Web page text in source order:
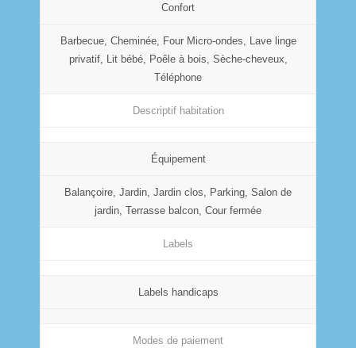
Confort
Barbecue, Cheminée, Four Micro-ondes, Lave linge
privatif, Lit bébé, Poêle à bois, Sèche-cheveux,
Téléphone
Descriptif habitation
Équipement
Balançoire, Jardin, Jardin clos, Parking, Salon de
jardin, Terrasse balcon, Cour fermée
Labels
Labels handicaps
Modes de paiement